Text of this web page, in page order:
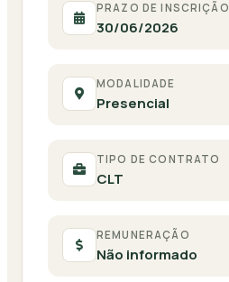
PRAZO DE INSCRIÇÃO
30/06/2026
MODALIDADE
Presencial
TIPO DE CONTRATO
CLT
REMUNERAÇÃO
Não informado